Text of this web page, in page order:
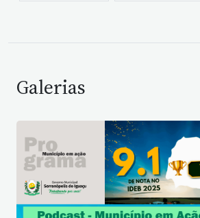
Galerias